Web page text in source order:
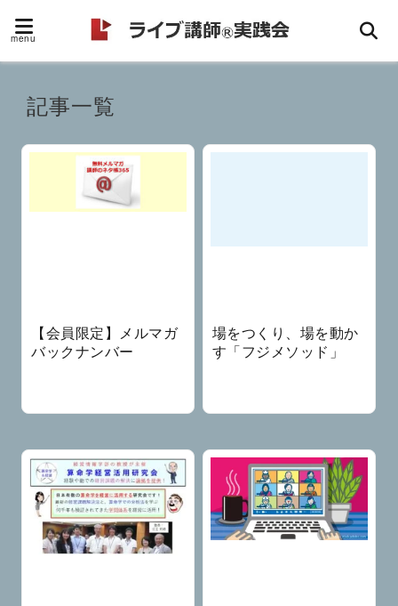
menu
記事一覧
【会員限定】メルマガ
バックナンバー
場をつくり、場を動か
す「フジメソッド」